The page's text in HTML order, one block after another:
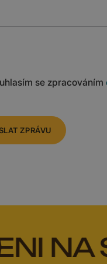
se zpracováním
ZPRÁVU